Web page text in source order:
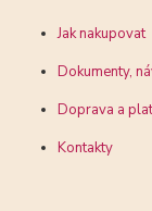
Jak nakupovat
Dokumenty,
Doprava a
Kontakty